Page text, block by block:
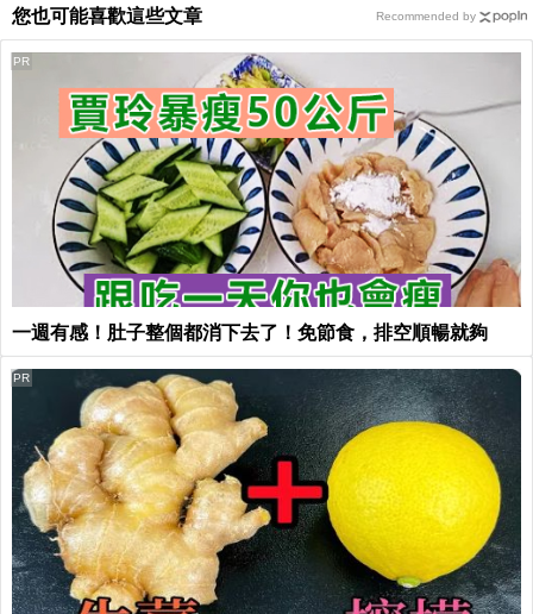
您也可能喜歡這些文章
一週有感！肚子整個都消下去了！免節食，排空順暢就夠
PR
PR
Recommended by